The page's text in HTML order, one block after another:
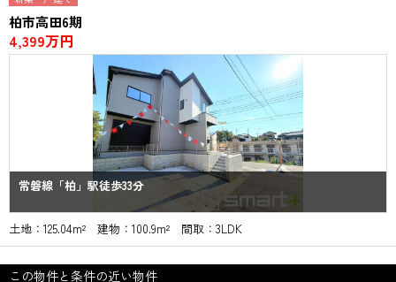
柏市高田6期
4,399万円
常磐線「柏」駅徒歩33分
土地：125.04m² 建物：100.9m² 間取：3LDK
この物件と条件の近い物件